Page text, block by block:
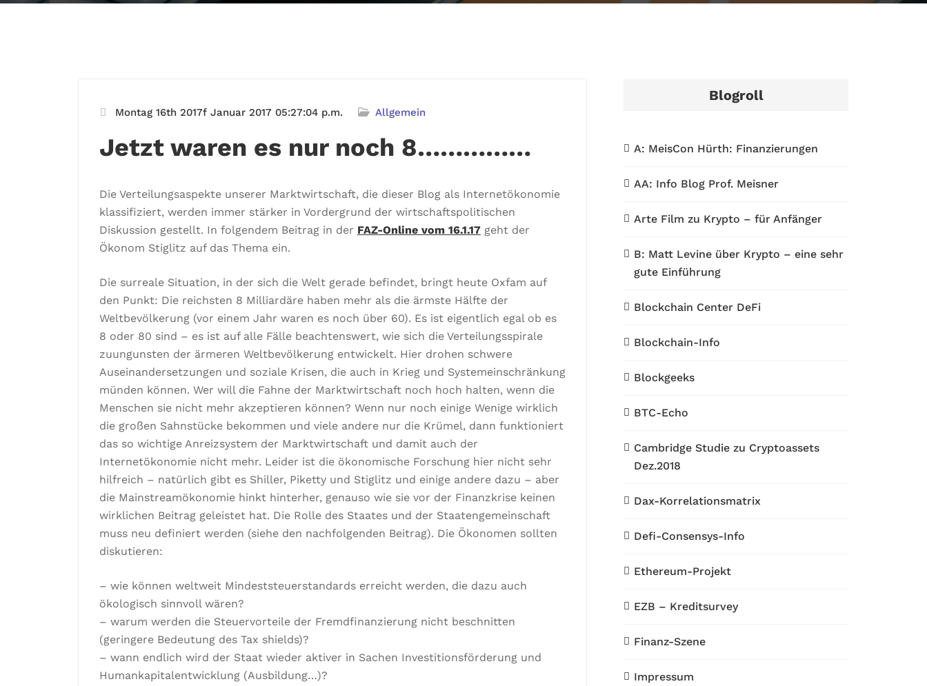
Montag 16th 2017f Januar 2017 05:27:04 p.m. Allgemein
Jetzt waren es nur noch 8……………
Die Verteilungsaspekte unserer Marktwirtschaft, die dieser Blog als Internetökonomie
klassifiziert, werden immer stärker in Vordergrund der wirtschaftspolitischen
Diskussion gestellt. In folgendem Beitrag in der FAZ-Online vom 16.1.17 geht der
Ökonom Stiglitz auf das Thema ein.
Die surreale Situation, in der sich die Welt gerade befindet, bringt heute Oxfam auf
den Punkt: Die reichsten 8 Milliardäre haben mehr als die ärmste Hälfte der
Weltbevölkerung (vor einem Jahr waren es noch über 60). Es ist eigentlich egal ob es
8 oder 80 sind – es ist auf alle Fälle beachtenswert, wie sich die Verteilungsspirale
zuungunsten der ärmeren Weltbevölkerung entwickelt. Hier drohen schwere
Auseinandersetzungen und soziale Krisen, die auch in Krieg und Systemeinschränkung
münden können. Wer will die Fahne der Marktwirtschaft noch hoch halten, wenn die
Menschen sie nicht mehr akzeptieren können? Wenn nur noch einige Wenige wirklich
die großen Sahnstücke bekommen und viele andere nur die Krümel, dann funktioniert
das so wichtige Anreizsystem der Marktwirtschaft und damit auch der
Internetökonomie nicht mehr. Leider ist die ökonomische Forschung hier nicht sehr
hilfreich – natürlich gibt es Shiller, Piketty und Stiglitz und einige andere dazu – aber
die Mainstreamökonomie hinkt hinterher, genauso wie sie vor der Finanzkrise keinen
wirklichen Beitrag geleistet hat. Die Rolle des Staates und der Staatengemeinschaft
muss neu definiert werden (siehe den nachfolgenden Beitrag). Die Ökonomen sollten
diskutieren:
– wie können weltweit Mindeststeuerstandards erreicht werden, die dazu auch
ökologisch sinnvoll wären?
– warum werden die Steuervorteile der Fremdfinanzierung nicht beschnitten
(geringere Bedeutung des Tax shields)?
– wann endlich wird der Staat wieder aktiver in Sachen Investitionsförderung und
Humankapitalentwicklung (Ausbildung…)?
Blogroll
A: MeisCon Hürth: Finanzierungen
AA: Info Blog Prof. Meisner
Arte Film zu Krypto – für Anfänger
B: Matt Levine über Krypto – eine sehr
gute Einführung
Blockchain Center DeFi
Blockchain-Info
Blockgeeks
BTC-Echo
Cambridge Studie zu Cryptoassets
Dez.2018
Dax-Korrelationsmatrix
Defi-Consensys-Info
Ethereum-Projekt
EZB – Kreditsurvey
Finanz-Szene
Impressum